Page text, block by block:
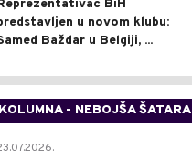
BiH
u novom klubu:
Baždar u Belgiji, ...
KOLUMNA - NEBOJŠA ŠATARA